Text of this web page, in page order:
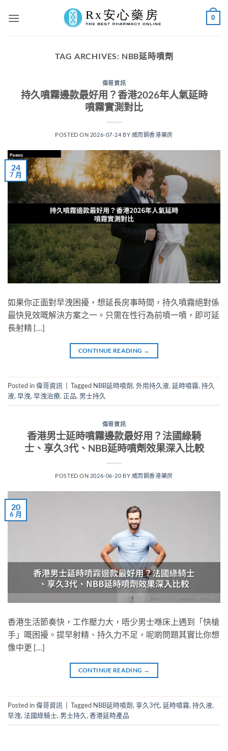
0
TAG ARCHIVES: NBB延時噴劑
偉哥資訊
持久噴霧邊款最好用？香港2026年人氣延時
噴霧實測對比
POSTED ON 2026-07-24 BY 威而鋼香港藥房
24
7 月
如果你正面對早洩困擾，想延長房事時間，持久噴霧絕對係
最快見效嘅解決方案之一。只需在性行為前噴一噴，即可延
長射精 […]
CONTINUE READING →
Posted in偉哥資訊 Tagged NBB延時噴劑,外用持久液,延時噴霧,持久
液,早洩,早洩治療, 正品, 男士持久
偉哥資訊
香港男士延時噴霧邊款最好用？法國綠騎
士、享久3代、NBB延時噴劑效果深入比較
POSTED ON 2026-06-20 BY 威而鋼香港藥房
20
6 月
香港生活節奏快，工作壓力大，唔少男士喺床上遇到「快槍
手」嘅困擾。提早射精、持久力不足，呢啲問題其實比你想
像中更 […]
CONTINUE READING →
Posted in偉哥資訊 Tagged NBB延時噴劑,享久3代,延時噴霧,持久液,
早洩,法國綠騎士, 男士持久,香港延時產品